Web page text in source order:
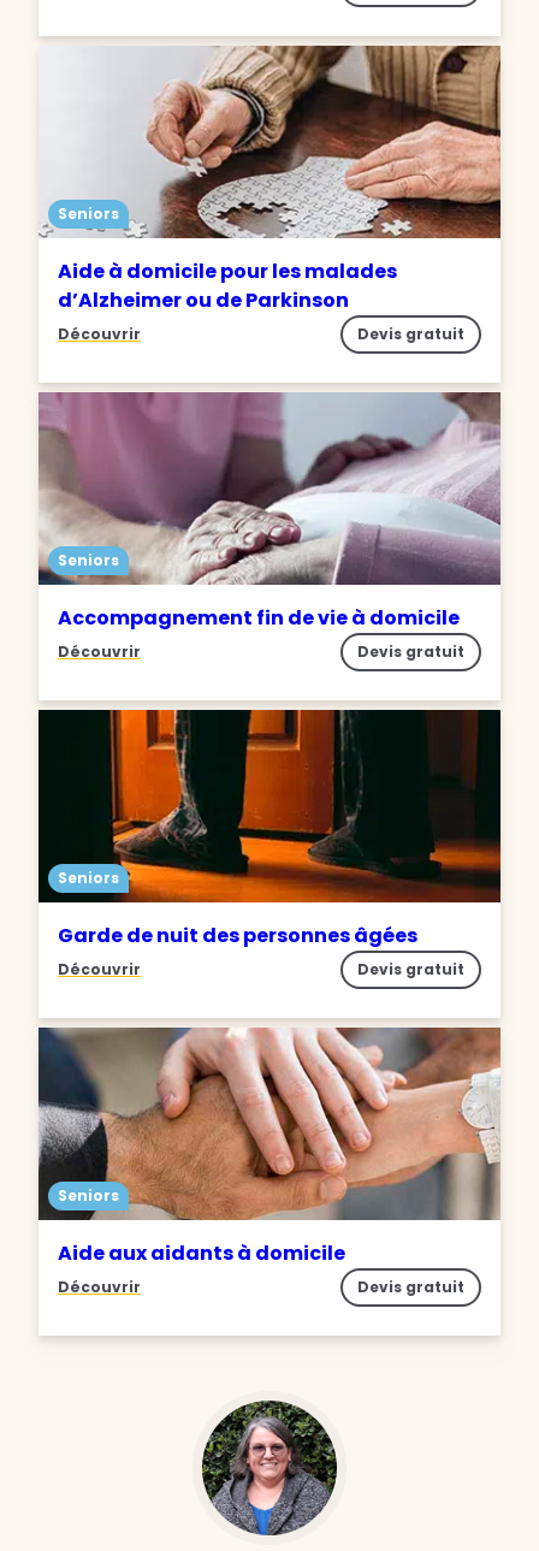
Seniors
Aide à domicile pour les malades
d’Alzheimer ou de Parkinson
Découvrir Devis gratuit
Seniors
Accompagnement fin de vie à domicile
Découvrir Devis gratuit
Seniors
Garde de nuit des personnes âgées
Découvrir Devis gratuit
Seniors
Aide aux aidants à domicile
Découvrir Devis gratuit